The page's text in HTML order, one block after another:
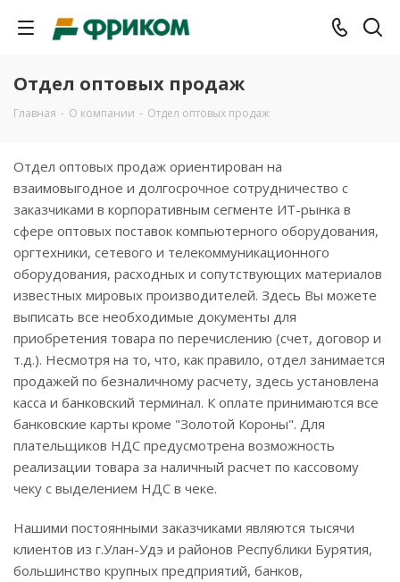
Отдел оптовых продаж
Главная - О компании - Отдел оптовых продаж
Отдел оптовых продаж ориентирован на
взаимовыгодное и долгосрочное сотрудничество с
заказчиками в корпоративным сегменте ИТ-рынка в
сфере оптовых поставок компьютерного оборудования,
оргтехники, сетевого и телекоммуникационного
оборудования, расходных и сопутствующих материалов
известных мировых производителей. Здесь Вы можете
выписать все необходимые документы для
приобретения товара по перечислению (счет, договор и
т.д.). Несмотря на то, что, как правило, отдел занимается
продажей по безналичному расчету, здесь установлена
касса и банковский терминал. К оплате принимаются все
банковские карты кроме "Золотой Короны". Для
плательщиков НДС предусмотрена возможность
реализации товара за наличный расчет по кассовому
чеку с выделением НДС в чеке.
Нашими постоянными заказчиками являются тысячи
клиентов из г.Улан-Удэ и районов Республики Бурятия,
большинство крупных предприятий, банков,